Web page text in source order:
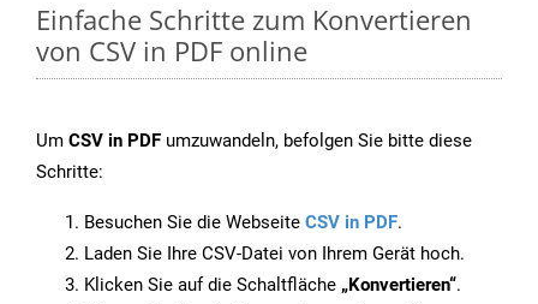
Einfache Schritte zum Konvertieren
von CSV in PDF online
Um CSV in PDF umzuwandeln, befolgen Sie bitte diese
Schritte:
Besuchen Sie die Webseite CSV in PDF.
Laden Sie Ihre CSV-Datei von Ihrem Gerät hoch.
Klicken Sie auf die Schaltfläche „Konvertieren“.